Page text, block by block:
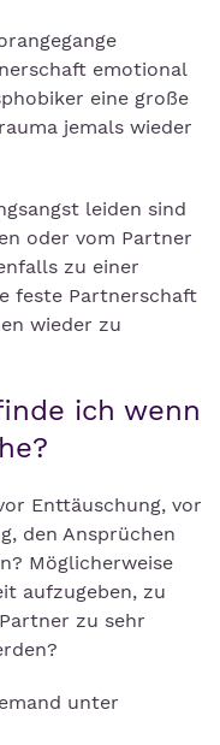
emotional
eine große
jemals wieder
leiden sind
oder vom Partner
zu einer
feste Partnerschaft
wieder zu
ich wenn
Enttäuschung, vor
den Ansprüchen
Möglicherweise
aufzugeben, zu
zu sehr
unter